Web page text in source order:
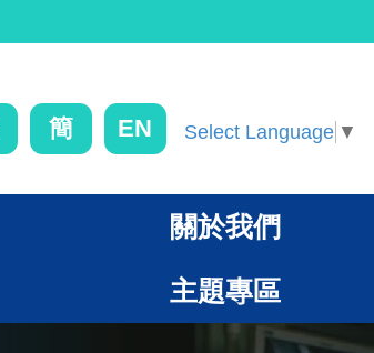
簡 EN Select Language ▼
關於我們
主題專區